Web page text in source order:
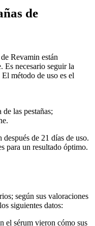
de
Revamin están
Es necesario seguir la
método de uso es el
las pestañas;
de 21 días de uso.
para un resultado óptimo.
según sus valoraciones
siguientes datos:
el sérum vieron cómo sus